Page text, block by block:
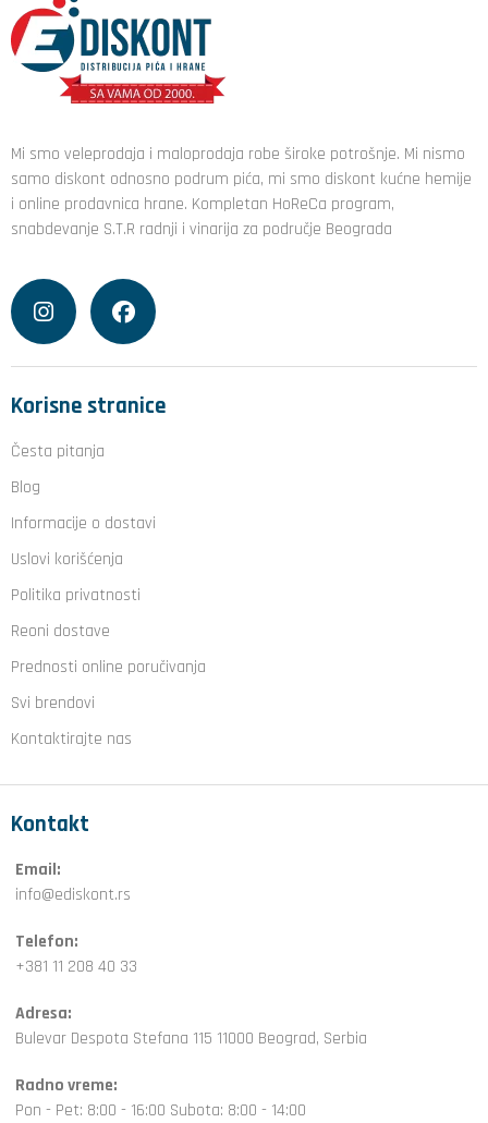
Mi smo veleprodaja i maloprodaja robe široke potrošnje. Mi nismo
samo diskont odnosno podrum pića, mi smo diskont kućne hemije
i online prodavnica hrane. Kompletan HoReCa program,
snabdevanje S.T.R radnji i vinarija za područje Beograda
Korisne stranice
Česta pitanja
Blog
Informacije o dostavi
Uslovi korišćenja
Politika privatnosti
Reoni dostave
Prednosti online poručivanja
Svi brendovi
Kontaktirajte nas
Kontakt
Email:
info@ediskont.rs
Telefon:
+381 11 208 40 33
Adresa:
Bulevar Despota Stefana 115 11000 Beograd, Serbia
Radno vreme:
Pon - Pet: 8:00 - 16:00 Subota: 8:00 - 14:00